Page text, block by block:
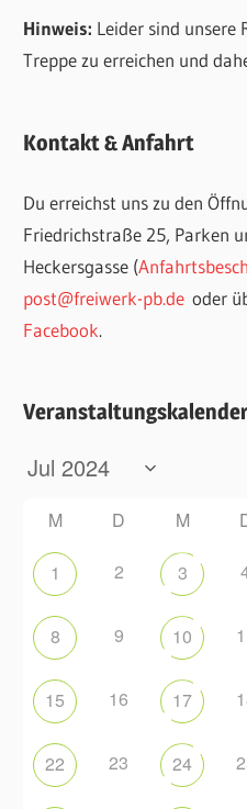
Hinweis: Leider sind unsere
Treppe zu erreichen und
Kontakt & Anfahrt
Du erreichst uns zu den
Friedrichstraße 25, Parken
Heckersgasse (
post@freiwerk-pb.de oder
Facebook.
M D M
1 2 3
8 9 10
15 16 17
22 23 24